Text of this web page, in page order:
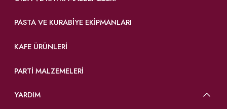
PASTA VE KURABIYE EKIPMANLARI
KAFE ÜRÜNLERI
PARTI MALZEMELERI
YARDIM